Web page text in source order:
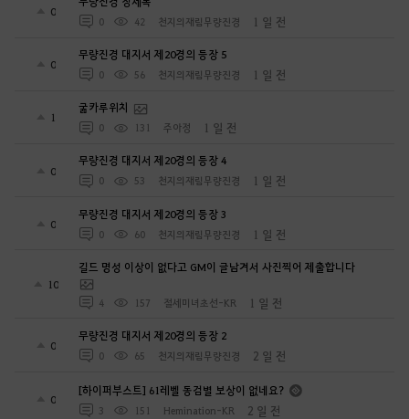
0
0 42 천지의재림무량진경 1 일 전
0
무량진경 대지서 제20경의 등장 5
0 56 천지의재림무량진경 1 일 전
1
굶카루위치
0 131 주아정 1 일 전
0
무량진경 대지서 제20경의 등장 4
0 53 천지의재림무량진경 1 일 전
0
무량진경 대지서 제20경의 등장 3
0 60 천지의재림무량진경 1 일 전
10
길드 명성 이상이 없다고 GM이 글남겨서 사진찍어 제출합니다
4 157 절세미녀초선-KR 1 일 전
0
무량진경 대지서 제20경의 등장 2
0 65 천지의재림무량진경 2 일 전
0
[하이퍼부스트] 61레벨 동검별 보상이 없네요?
3 151 Hemination-KR 2 일 전